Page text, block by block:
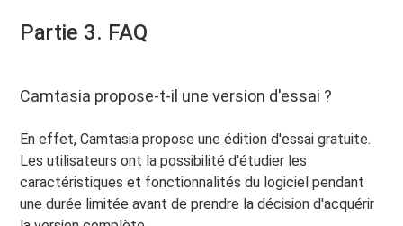
Partie 3. FAQ
Camtasia propose-t-il une version d'essai ?
En effet, Camtasia propose une édition d'essai gratuite.
Les utilisateurs ont la possibilité d'étudier les
caractéristiques et fonctionnalités du logiciel pendant
une durée limitée avant de prendre la décision d'acquérir